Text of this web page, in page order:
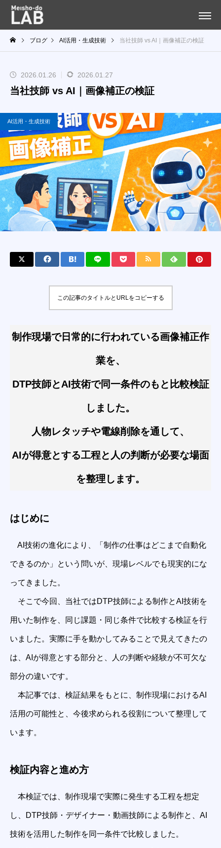
ブログ AI活用・生成技術 当社技師 vs AI｜画像補正の検証
2026.01.26 2026.01.27
当社技師 vs AI｜画像補正の検証
AI活用・生成技術
この記事のタイトルとURLをコピーする
制作現場で日常的に行われている画像補正作
業を、
DTP技師とAI技術で同一条件のもと比較検証
しました。
人物レタッチや電線削除を通して、
AIが得意とする工程と人の判断が必要な場面
を整理します。
はじめに
AI技術の進化により、「制作の仕事はどこまで自動化
できるのか」という問いが、現場レベルでも現実的にな
ってきました。
そこで今回、当社ではDTP技師による制作とAI技術を
用いた制作を、同じ課題・同じ条件で比較する検証を行
いました。実際に手を動かしてみることで見えてきたの
は、AIが得意とする部分と、人の判断や経験が不可欠な
部分の違いです。
本記事では、検証結果をもとに、制作現場におけるAI
活用の可能性と、今後求められる役割について整理して
います。
検証内容と進め方
本検証では、制作現場で実際に発生する工程を想定
し、DTP技師・デザイナー・動画技師による制作と、AI
技術を活用した制作を同一条件で比較しました。